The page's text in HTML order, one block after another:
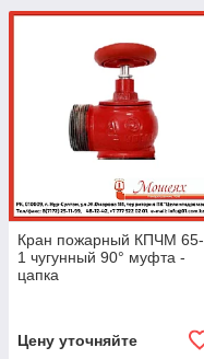
Кран пожарный КПЧМ 65-
1 чугунный 90° муфта -
цапка
Цену уточняйте